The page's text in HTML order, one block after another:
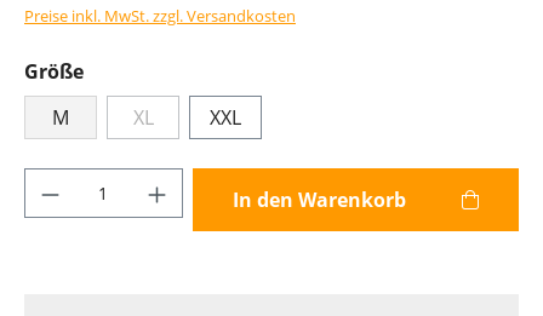
Preise inkl. MwSt. zzgl. Versandkosten
Größe
M
XL XXL
Produkt Anzahl: Gib den gewünschten
In den Warenkorb